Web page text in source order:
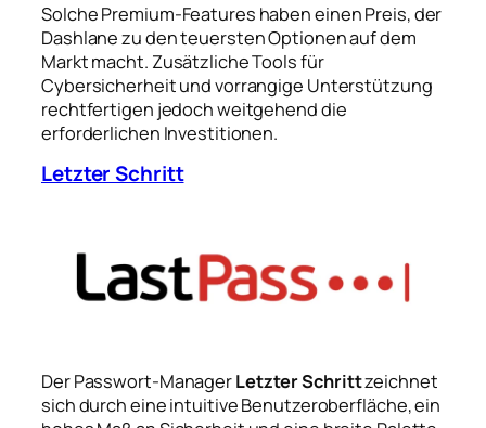
Solche Premium-Features haben einen Preis, der
Dashlane zu den teuersten Optionen auf dem
Markt macht. Zusätzliche Tools für
Cybersicherheit und vorrangige Unterstützung
rechtfertigen jedoch weitgehend die
erforderlichen Investitionen.
Letzter Schritt
Der Passwort-ManagerLetzter Schrittzeichnet
sich durch eine intuitive Benutzeroberfläche, ein